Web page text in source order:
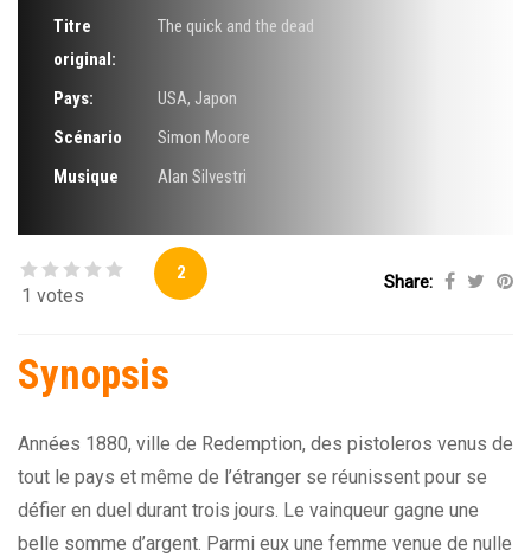
Titre
original:
The quick and the dead
Pays:
USA, Japon
Scénario
Simon Moore
Musique
Alan Silvestri
1 votes
2 Share:
Synopsis
Années 1880, ville de Redemption, des pistoleros venus de
tout le pays et même de l’étranger se réunissent pour se
défier en duel durant trois jours. Le vainqueur gagne une
belle somme d’argent. Parmi eux une femme venue de nulle